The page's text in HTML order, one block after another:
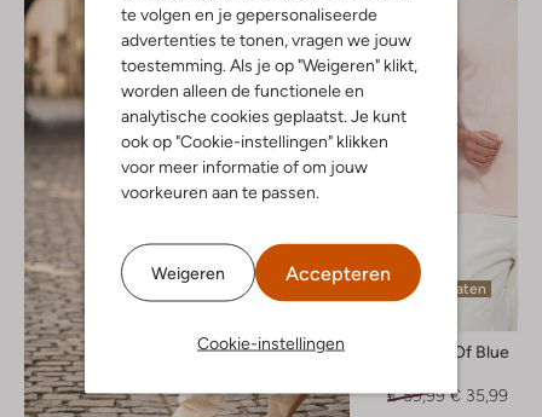
te volgen en je gepersonaliseerde
advertenties te tonen, vragen we jouw
toestemming. Als je op "Weigeren" klikt,
worden alleen de functionele en
analytische cookies geplaatst. Je kunt
ook op "Cookie-instellingen" klikken
voor meer informatie of om jouw
voorkeuren aan te passen.
Weigeren Accepteren
Cookie-instellingen
Laatste maten
Butcher Of Blue
€ 59,99 € 35,99